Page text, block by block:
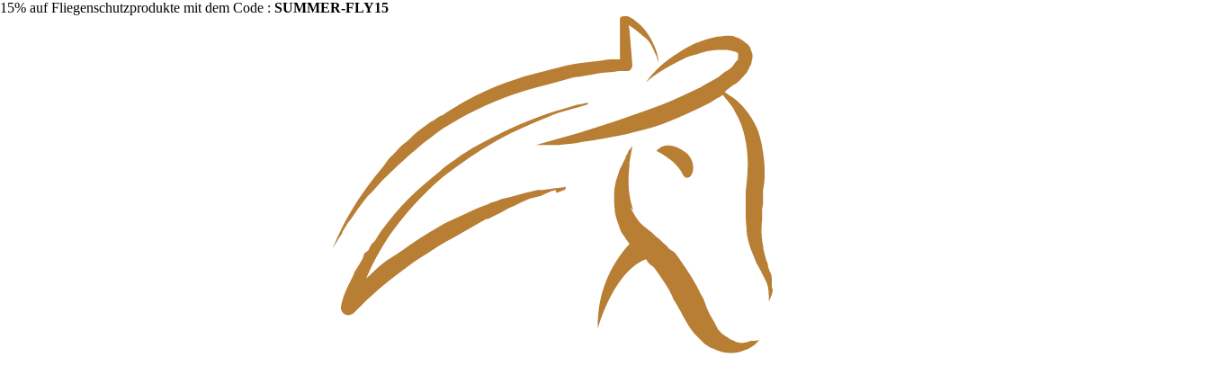
15% auf Fliegenschutzprodukte mit dem Code : SUMMER-FLY15